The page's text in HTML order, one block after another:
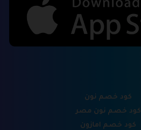
كود خصم نون
كود خصم نون مصر
كود خصم امازون